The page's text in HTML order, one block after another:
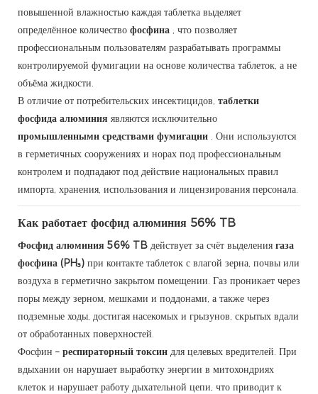
повышенной влажностью каждая таблетка выделяет
определённое количество фосфина , что позволяет
профессиональным пользователям разрабатывать программы
контролируемой фумигации на основе количества таблеток, а не
объёма жидкости.
В отличие от потребительских инсектицидов, таблетки
фосфида алюминия являются исключительно
промышленными средствами фумигации . Они используются
в герметичных сооружениях и норах под профессиональным
контролем и подпадают под действие национальных правил
импорта, хранения, использования и лицензирования персонала.
Как работает фосфид алюминия 56% TB
Фосфид алюминия 56% TB действует за счёт выделения газа
фосфина (PH₃) при контакте таблеток с влагой зерна, почвы или
воздуха в герметично закрытом помещении. Газ проникает через
поры между зерном, мешками и поддонами, а также через
подземные ходы, достигая насекомых и грызунов, скрытых вдали
от обработанных поверхностей.
Фосфин – респираторный токсин для целевых вредителей. При
вдыхании он нарушает выработку энергии в митохондриях
клеток и нарушает работу дыхательной цепи, что приводит к